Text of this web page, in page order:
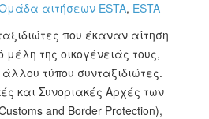
αιτήσεων ESTA, ESTA
που έκαναν αίτηση
μέλη της οικογένειάς τους,
τύπου συνταξιδιώτες.
και Συνοριακές Αρχές των
and Border Protection),